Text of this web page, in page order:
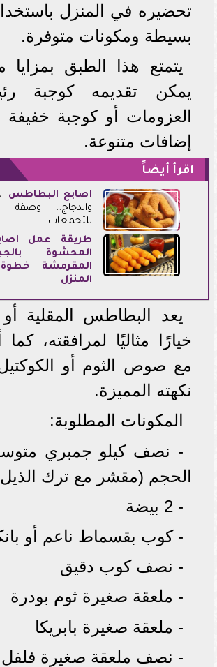
تحضيره في المنزل
بسيطة ومكونات متوفرة.
يتمتع هذا الطبق بمزايا
يمكن تقديمه كوجبة
العزومات أو كوجبة
إضافات متنوعة.
اقرأ أيضاً
أصابع البطاطس
والدجاج.. وصفة
للتجمعات
طريقة عمل
المحشوة
المقرمشة
المنزل
يعد البطاطس المقلية
خيارًا مثاليًا لمرافقته،
مع صوص الثوم أو
نكهته المميزة.
المكونات المطلوبة:
- نصف كيلو جمبري
الحجم (مقشر مع ترك
- 2 بيضة
- كوب بقسماط ناعم أو
- نصف كوب دقيق
- ملعقة صغيرة ثوم بودرة
- ملعقة صغيرة بابريكا
- نصف ملعقة صغيرة